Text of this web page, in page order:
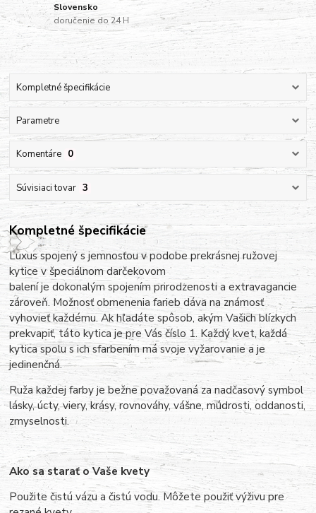
Slovensko
doručenie do 24 H
Kompletné špecifikácie
Parametre
Komentáre 0
Súvisiaci tovar 3
Kompletné špecifikácie
Luxus spojený s jemnosťou v podobe prekrásnej ružovej
kytice v špeciálnom darčekovom
balení je dokonalým spojením prirodzenosti a extravagancie
zároveň. Možnosť obmenenia farieb dáva na známosť
vyhovieť každému. Ak hľadáte spôsob, akým Vašich blízkych
prekvapiť, táto kytica je pre Vás číslo 1.Každý kvet, každá
kytica spolu s ich sfarbením má svoje vyžarovanie a je
jedinenčná.
Ruža každej farby je bežne považovaná za nadčasový symbol
lásky, úcty, viery, krásy, rovnováhy, vášne, múdrosti, oddanosti,
zmyselnosti.
Ako sa starať o Vaše kvety
Použite čistú vázu a čistú vodu. Môžete použiť výživu pre